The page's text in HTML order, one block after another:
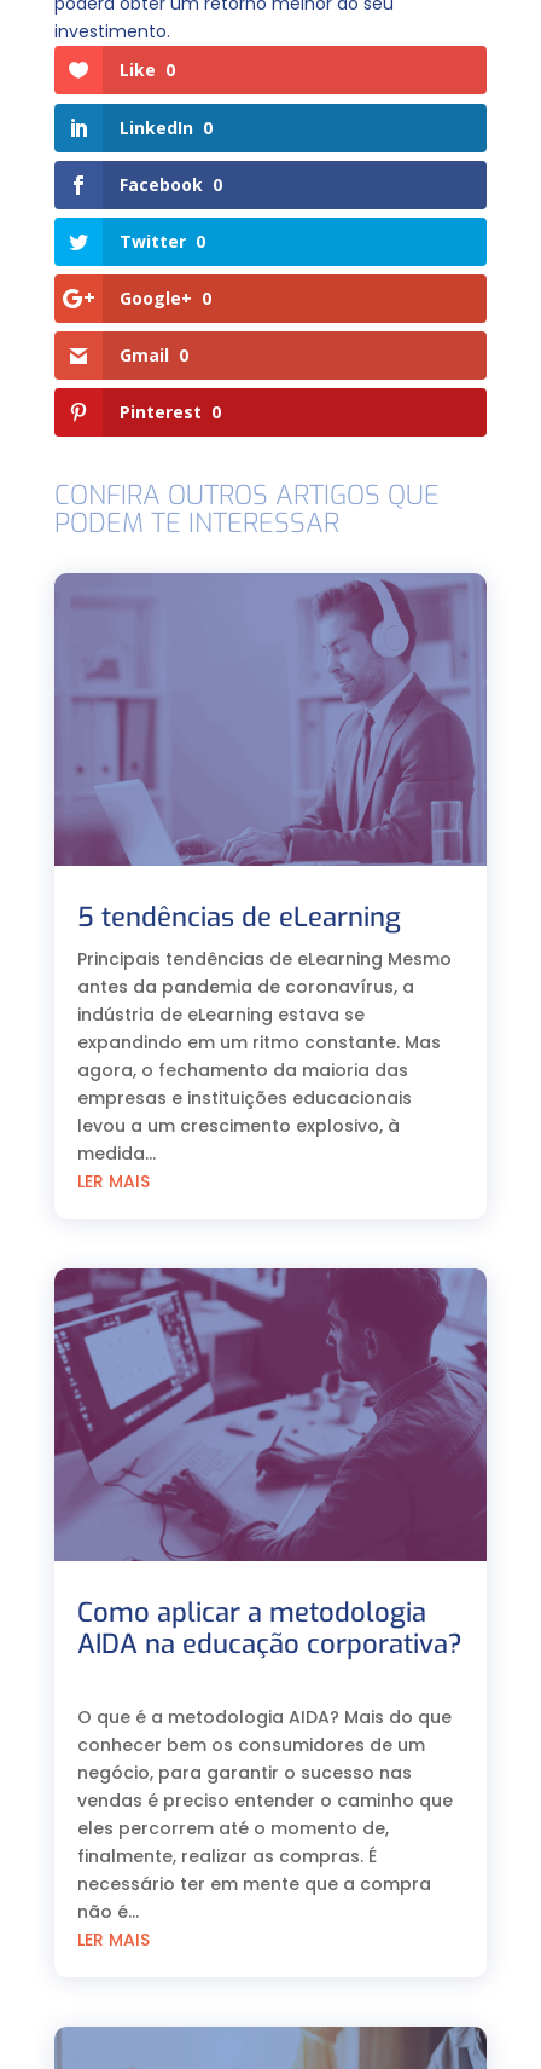
investimento.
Like 0
LinkedIn 0
Facebook 0
Twitter 0
Google+ 0
Gmail 0
Pinterest 0
CONFIRA OUTROS ARTIGOS QUE
PODEM TE INTERESSAR
5 tendências de eLearning
Principais tendências de eLearning Mesmo
antes da pandemia de coronavírus, a
indústria de eLearning estava se
expandindo em um ritmo constante. Mas
agora, o fechamento da maioria das
empresas e instituições educacionais
levou a um crescimento explosivo, à
medida...
LER MAIS
Como aplicar a metodologia
AIDA na educação corporativa?
O que é a metodologia AIDA? Mais do que
conhecer bem os consumidores de um
negócio, para garantir o sucesso nas
vendas é preciso entender o caminho que
eles percorrem até o momento de,
finalmente, realizar as compras. É
necessário ter em mente que a compra
não é...
LER MAIS